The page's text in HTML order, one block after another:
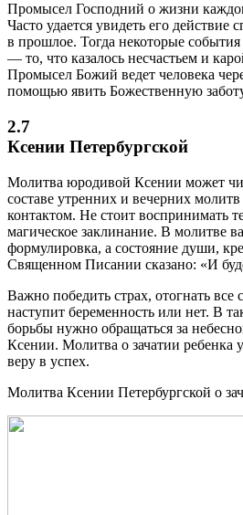
Промысел Господний о жизни
Часто удается увидеть его действие
в прошлое. Тогда некоторые события
— то, что казалось несчастьем и
Промысел Божий ведет человека
помощью явить Божественную
2.7
Ксении Петербургской
Молитва юродивой Ксении может
составе утренних и вечерних
контактом. Не стоит воспринимать
магическое заклинание. В молитве
формулировка, а состояние души,
Священном Писании сказано: «И
Важно победить страх, отогнать
наступит беременность или нет. В
борьбы нужно обращаться за
Ксении. Молитва о зачатии ребенка
веру в успех.
Молитва Ксении Петербургской о